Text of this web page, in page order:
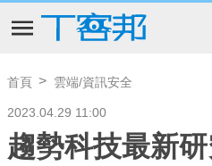
首頁 雲端/資訊安全
2023.04.29 11:00
趨勢科技最新